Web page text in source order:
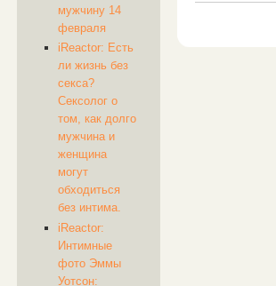
мужчину 14
февраля
iReactor: Есть
ли жизнь без
секса?
Сексолог о
том, как долго
мужчина и
женщина
могут
обходиться
без интима.
iReactor:
Интимные
фото Эммы
Уотсон: